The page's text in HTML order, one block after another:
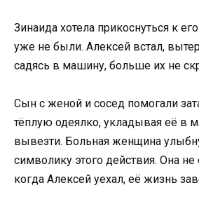
Зинаида хотела прикоснуться к
уже не были. Алексей встал,
садясь в машину, больше их не
Сын с женой и сосед помогали
тёплую одеялко, укладывая её в
вывезти. Больная женщина
символику этого действия. Она не
когда Алексей уехал, её жизнь